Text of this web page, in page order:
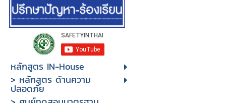
หลักสูตร IN-House
> หลักสูตร ด้านความ
ปลอดภัย